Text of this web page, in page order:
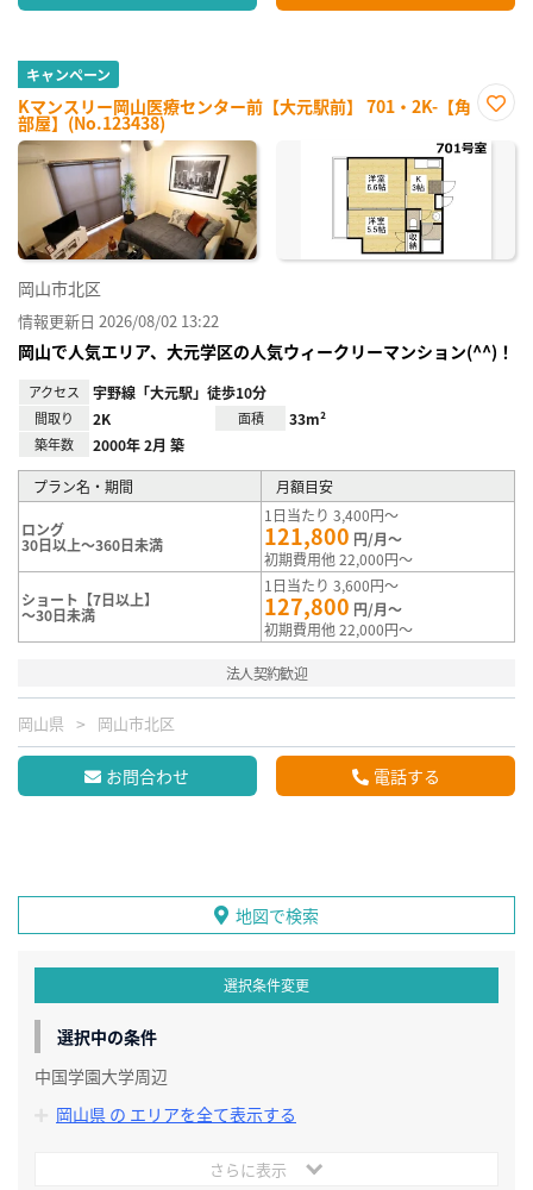
キャンペーン
Kマンスリー岡山医療センター前【大元駅前】 701・2K-【角
部屋】(No.123438)
に入
岡山市北区
情報更新日 2026/08/02 13:22
岡山で人気エリア、大元学区の人気ウィークリーマンション(^^)！
アクセス 宇野線「大元駅」徒歩10分
間取り 2K 面積 33m²
築年数 2000年 2月 築
プラン名・期間 月額目安
ロング
30日以上～360日未満
1日当たり 3,400円～
121,800 円/月～
初期費用他 22,000円～
ショート【7日以上】
～30日未満
1日当たり 3,600円～
127,800 円/月～
初期費用他 22,000円～
法人契約歓迎
岡山県 岡山市北区
お問合わせ 電話する
地図で検索
選択条件変更
選択中の条件
中国学園大学周辺
岡山県 の エリアを全て表示する
さらに表示